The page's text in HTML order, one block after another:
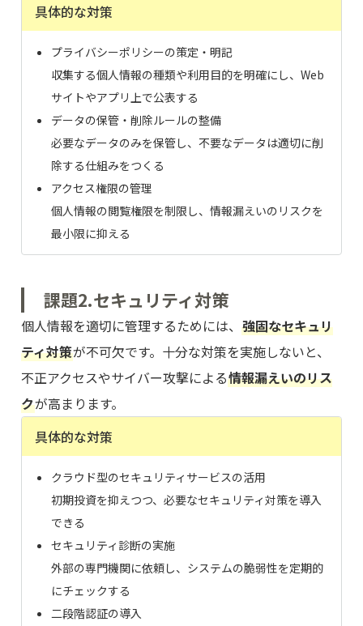
具体的な対策
プライバシーポリシーの策定・明記
収集する個人情報の種類や利用目的を明確にし、Web
サイトやアプリ上で公表する
データの保管・削除ルールの整備
必要なデータのみを保管し、不要なデータは適切に削
除する仕組みをつくる
アクセス権限の管理
個人情報の閲覧権限を制限し、情報漏えいのリスクを
最小限に抑える
課題2.セキュリティ対策
個人情報を適切に管理するためには、強固なセキュリ
ティ対策が不可欠です。十分な対策を実施しないと、
不正アクセスやサイバー攻撃による情報漏えいのリス
クが高まります。
具体的な対策
クラウド型のセキュリティサービスの活用
初期投資を抑えつつ、必要なセキュリティ対策を導入
できる
セキュリティ診断の実施
外部の専門機関に依頼し、システムの脆弱性を定期的
にチェックする
二段階認証の導入